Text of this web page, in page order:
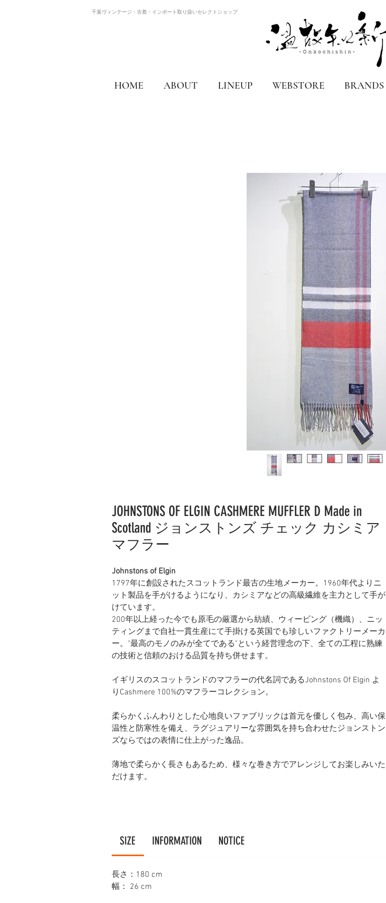
千葉ヴィンテージ・古着・インポート取り扱いセレクトショップ
HOME ABOUT LINEUP WEBSTORE BRANDS
JOHNSTONS OF ELGIN CASHMERE MUFFLER D Made in
Scotland ジョンストンズ チェック カシミア
マフラー
Johnstons of Elgin
1797年に創設されたスコットランド最古の生地メーカー。 1960年代よりニ
ット製品を手がけるようになり、カシミアなどの高級繊維を主力として手が
けています。
200年以上経った今でも原毛の厳選から紡績、ウィービング（機織）、ニッ
ティングまで自社一貫生産にて手掛ける英国でも珍しいファクトリーメーカ
ー。 "最高のモノのみが全てである"という経営理念の下、全ての工程に熟練
の技術と信頼のおける品質を持ち併せます。
イギリスのスコットランドのマフラーの代名詞であるJohnstons Of Elgin よ
りCashmere 100%のマフラーコレクション。
柔らかくふんわりとした心地良いファブリックは首元を優しく包み、高い保
温性と防寒性を備え、ラグジュアリーな雰囲気を持ち合わせたジョンストン
ズならではの表情に仕上がった逸品。
薄地で柔らかく長さもあるため、様々な巻き方でアレンジしてお楽しみいた
だけます。
SIZE INFORMATION NOTICE
長さ：180 cm
幅： 26 cm